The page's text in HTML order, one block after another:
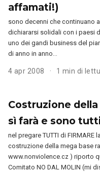
affamati!)
sono decenni che continuano
dichiararsi solidali con i paesi
uno dei gandi business del
di anno in anno…
4 apr 2008 1 min di
Costruzione della
sì farà e sono
nel pregare TUTTI di FIRMARE
costruzione della mega base
www.nonviolence.cz ) riporto
Comitato NO DAL MOLIN (mi